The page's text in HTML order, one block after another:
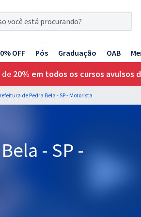
OFF Pós Graduação OAB
de 20% em todos os cursos avulsos
de Pedra Bela - SP - Motorista
- SP -